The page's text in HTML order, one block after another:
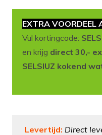
EXTRA VOORDEEL
Vul kortingcode:
en krijg direct 30,-
SELSIUZ kokend
Levertijd: Direct